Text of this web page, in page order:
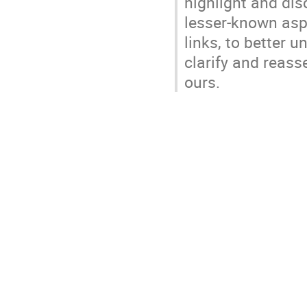
lesser-known
links, to better
clarify and
ours.